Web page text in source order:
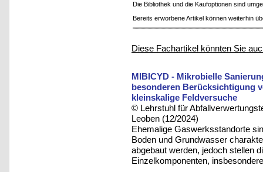
Die Bibliothek und die Kaufoptionen sind
Bereits erworbene Artikel können weiterhin
Diese Fachartikel könnten Sie
MIBICYD - Mikrobielle
besonderen Berücksichtigung
kleinskalige Feldversuche
© Lehrstuhl für
Leoben (12/2024)
Ehemalige Gaswerksstandorte
Boden und Grundwasser
abgebaut werden, jedoch stellen
Einzelkomponenten,